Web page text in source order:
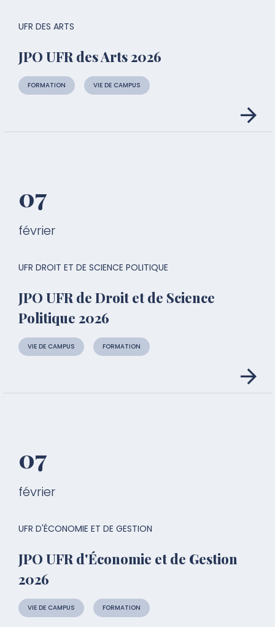
JPO UFR des Arts 2026
FORMATION VIE DE CAMPUS
UFR DES ARTS
07
février
JPO UFR de Droit et de Science
Politique 2026
VIE DE CAMPUS FORMATION
UFR DROIT ET DE SCIENCE POLITIQUE
07
février
JPO UFR d'Économie et de Gestion
2026
VIE DE CAMPUS FORMATION
UFR D'ÉCONOMIE ET DE GESTION